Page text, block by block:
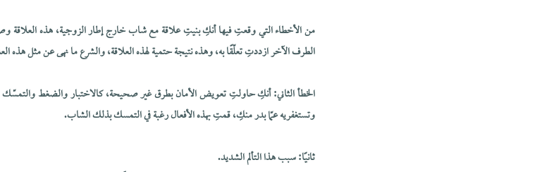
من الأخطاء التي وقعتِ فيها أنكِ بنيتِ علاقة مع شاب خارج إطار الزوجية، هذه العلاقة
الطرف الآخر ازددتِ تعلّقًا به، وهذه نتيجة حتمية لهذه العلاقة، والشرع ما نهى عن مثل هذه
الخطأ الثاني: أنكِ حاولتِ تعويض الأمان بطرق غير صحيحة، كالاختبار والضغط والتمسّك
وتستغفريه عمّا بدر منكِ، قمتِ بهذه الأفعال رغبة في التمسك بذلك الشاب.
ثانيًا: سبب هذا التألم الشديد.